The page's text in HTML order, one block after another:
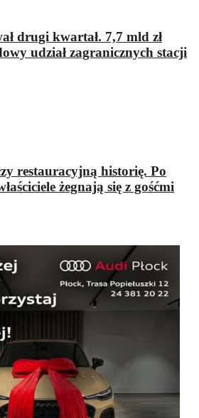
drugi kwartał. 7,7 mld zł
udział zagranicznych stacji
restauracyjną historię. Po
żegnają się z gośćmi